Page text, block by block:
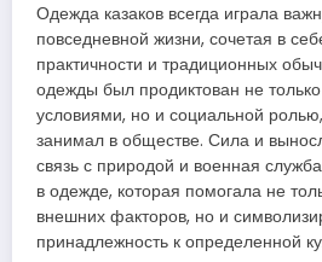
Одежда казаков всегда играла
повседневной жизни, сочетая в
практичности и традиционных
одежды был продиктован не
условиями, но и социальной
занимал в обществе. Сила и
связь с природой и военная
в одежде, которая помогала не
внешних факторов, но и
принадлежность к определенной